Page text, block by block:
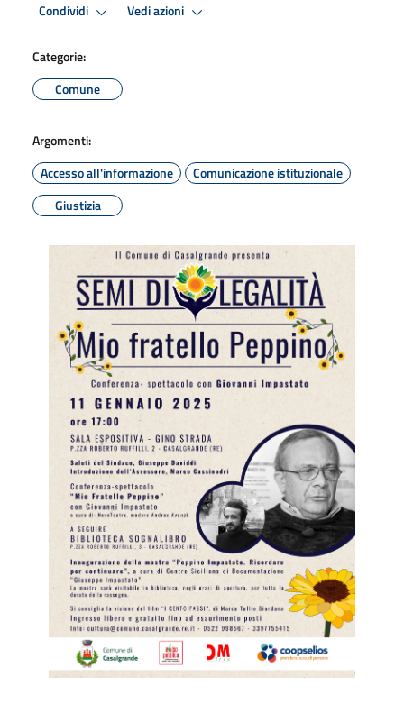
Condividi Vedi azioni
Categorie:
Comune
Argomenti:
Accesso all'informazione
Comunicazione istituzionale
Giustizia